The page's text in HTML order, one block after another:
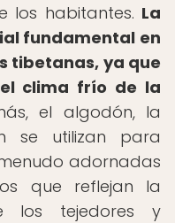
los habitantes. La
fundamental en
tibetanas, ya que
clima frío de la
el algodón, la
se utilizan para
adornadas
que reflejan la
los tejedores y